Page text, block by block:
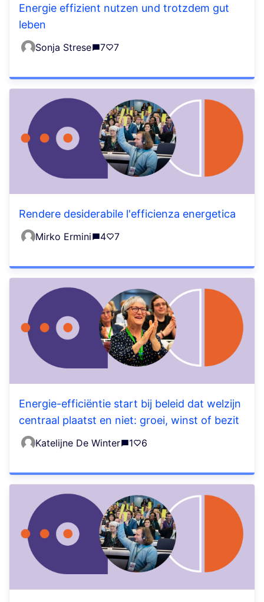
Energie effizient nutzen und trotzdem gut
leben
Sonja Strese 7 7
Rendere desiderabile l'efficienza energetica
Mirko Ermini 4 7
Energie-efficiëntie start bij beleid dat welzijn
centraal plaatst en niet: groei, winst of bezit
Katelijne De Winter 1 6